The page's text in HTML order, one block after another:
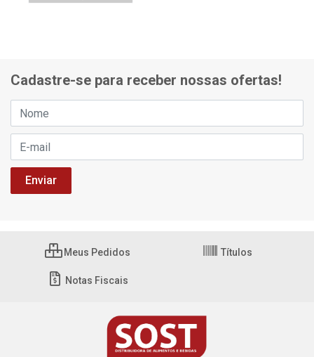
Cadastre-se para receber nossas ofertas!
Meus Pedidos Títulos
Notas Fiscais